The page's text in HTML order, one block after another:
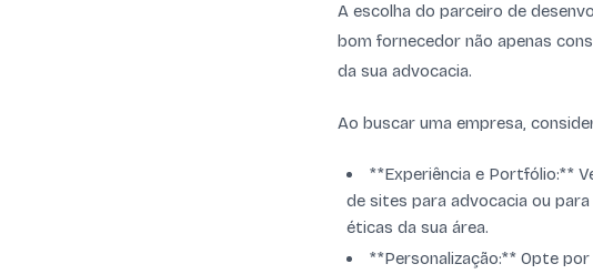
A escolha do parceiro de
bom fornecedor não apenas
da sua advocacia.
Ao buscar uma empresa,
**Experiência e Portfólio:**
de sites para advocacia ou
éticas da sua área.
**Personalização:** Opte